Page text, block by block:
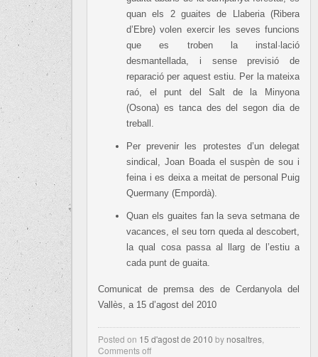
quan els 2 guaites de Llaberia (Ribera
d’Ebre) volen exercir les seves funcions
que es troben la instal·lació
desmantellada, i sense previsió de
reparació per aquest estiu. Per la mateixa
raó, el punt del Salt de la Minyona
(Osona) es tanca des del segon dia de
treball.
Per prevenir les protestes d’un delegat
sindical, Joan Boada el suspèn de sou i
feina i es deixa a meitat de personal Puig
Quermany (Empordà).
Quan els guaites fan la seva setmana de
vacances, el seu torn queda al descobert,
la qual cosa passa al llarg de l’estiu a
cada punt de guaita.
Comunicat de premsa des de Cerdanyola del
Vallès, a 15 d’agost del 2010
Posted on 15 d'agost de 2010 by nosaltres
Comments off